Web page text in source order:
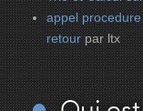
appel
retour par ltx